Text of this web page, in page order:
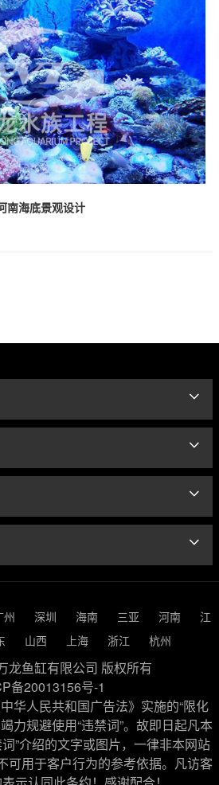
南海底景观设计
州 深圳 海南 三亚 河南
江
山西 上海 浙江 杭州
龙鱼缸有限公司 版权所有
备20013156号-1
华人民共和国广告法》实施的“限化
力规避使用“违禁词”。故即日起凡本
”介绍的文字或图片，一律非本网站
可用于客户行为的参考依据。凡访客